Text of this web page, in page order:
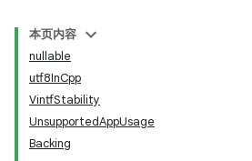
本页内容
nullable
utf8InCpp
VintfStability
UnsupportedAppUsage
Backing